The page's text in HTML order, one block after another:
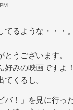
てるような・・・。
とうございます。
好みの映画ですよ！
てくるし。
バ！」を見に行っ